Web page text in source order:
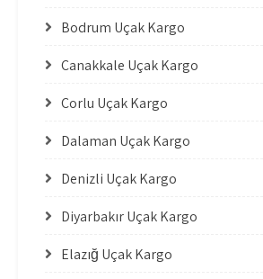
Bodrum Uçak Kargo
Çanakkale Uçak Kargo
Çorlu Uçak Kargo
Dalaman Uçak Kargo
Denizli Uçak Kargo
Diyarbakır Uçak Kargo
Elazığ Uçak Kargo